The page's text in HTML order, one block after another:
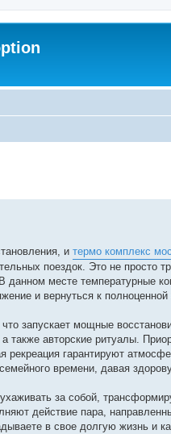
и термо комплекс
поездок. Это не просто
данном месте температурные
и вернуться к
запускает мощные
авторские ритуалы.
гарантируют
времени, давая
за собой,
действие пара,
в свое долгую жизнь и